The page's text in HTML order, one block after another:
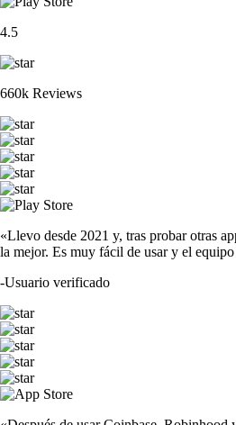
4.5
660k Reviews
«Llevo desde 2021 y, tras probar otras
la mejor. Es muy fácil de usar y el
-Usuario verificado